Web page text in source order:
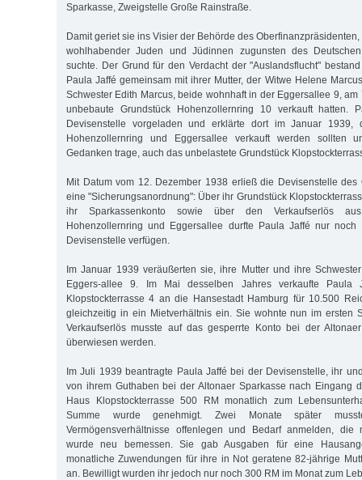
Sparkasse, Zweigstelle Große Rainstraße.
Damit geriet sie ins Visier der Behörde des
wohlhabender Juden und Jüdinnen zugunsten des
suchte. Der Grund für den Verdacht der "Auslandsflucht"
Paula Jaffé gemeinsam mit ihrer Mutter, der Witwe Helene
Schwester Edith Marcus, beide wohnhaft in der Eggersallee 9,
unbebaute Grundstück Hohenzollernring 10 verkauft hatten.
Devisenstelle vorgeladen und erklärte dort im Januar 1939,
Hohenzollernring und Eggersallee verkauft werden sollten
Gedanken trage, auch das unbelastete Grundstück
Mit Datum vom 12. Dezember 1938 erließ die Devisenstelle des
eine "Sicherungsanordnung": Über ihr Grundstück
ihr Sparkassenkonto sowie über den Verkaufserlös
Hohenzollernring und Eggersallee durfte Paula Jaffé nur noch
Devisenstelle verfügen.
Im Januar 1939 veräußerten sie, ihre Mutter und ihre
Eggers-allee 9. Im Mai desselben Jahres verkaufte Paula
Klopstockterrasse 4 an die Hansestadt Hamburg für 10.500
gleichzeitig in ein Mietverhältnis ein. Sie wohnte nun im ersten
Verkaufserlös musste auf das gesperrte Konto bei der
überwiesen werden.
Im Juli 1939 beantragte Paula Jaffé bei der Devisenstelle, ihr
von ihrem Guthaben bei der Altonaer Sparkasse nach Eingang
Haus Klopstockterrasse 500 RM monatlich zum
Summe wurde genehmigt. Zwei Monate später
Vermögensverhältnisse offenlegen und Bedarf anmelden, die
wurde neu bemessen. Sie gab Ausgaben für eine
monatliche Zuwendungen für ihre in Not geratene 82-jährige
an. Bewilligt wurden ihr jedoch nur noch 300 RM im Monat zum